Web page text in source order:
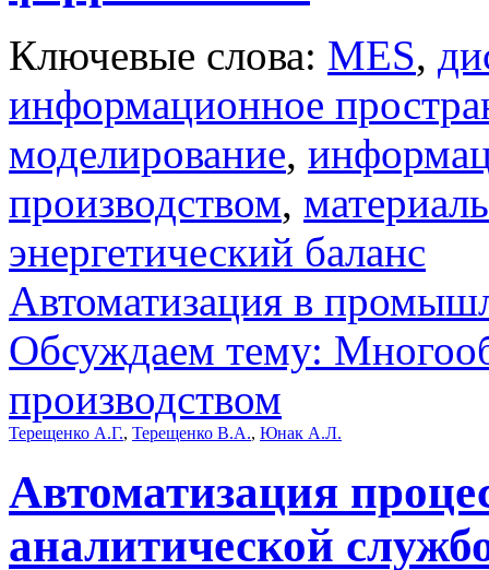
Ключевые слова: MES,
информационное
моделирование,
производством,
энергетический баланс
Автоматизация в
Обсуждаем тему:
производством
Терещенко А.Г., Терещенко В.А., Юнак А.Л.
Автоматизация
аналитической